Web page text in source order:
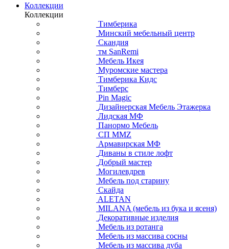
Коллекции
Коллекции
Тимберика
Минский мебельный центр
Скандия
тм SanRemi
Мебель Икея
Муромские мастера
Тимберика Кидс
Тимберс
Pin Magic
Дизайнерская Мебель Этажерка
Лидская МФ
Панормо Мебель
СП ММZ
Армавирская МФ
Диваны в стиле лофт
Добрый мастер
Могилевдрев
Мебель под старину
Скайда
ALETAN
MILANA (мебель из бука и ясеня)
Декоративные изделия
Мебель из ротанга
Мебель из массива сосны
Мебель из массива дуба